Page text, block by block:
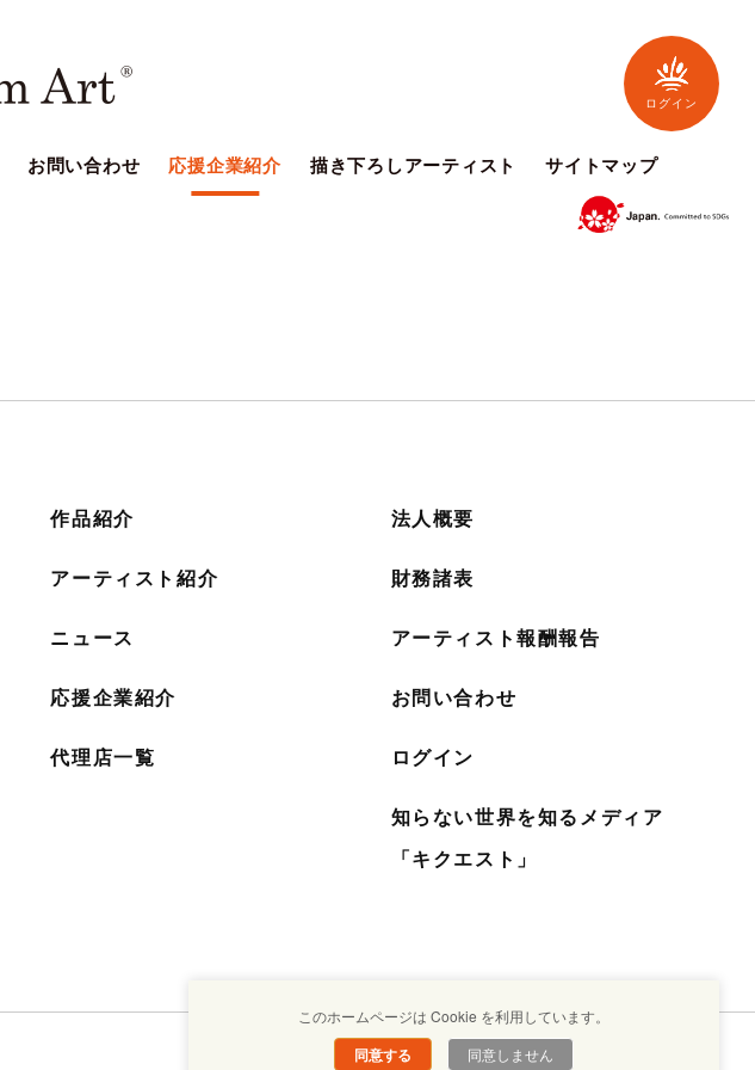
お問い合わせ 応援企業紹介 描き下ろしアーティスト サイトマップ
ログイン
作品紹介
アーティスト紹介
ニュース
応援企業紹介
代理店一覧
法人概要
財務諸表
アーティスト報酬報告
お問い合わせ
ログイン
知らない世界を知るメディア
「キクエスト」
このホームページは Cookie を利用しています。
同意する 同意しません